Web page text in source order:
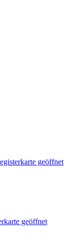
geöffnet
geöffnet